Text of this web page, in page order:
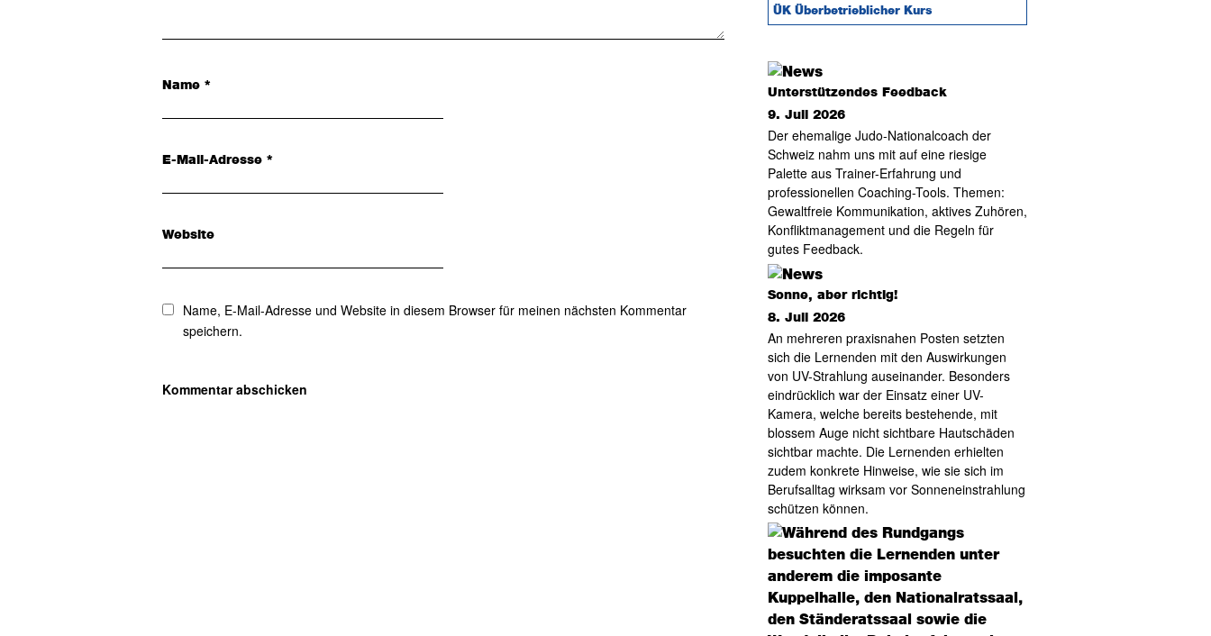
Name *
E-Mail-Adresse *
Website
Name, E-Mail-Adresse und Website in diesem Browser für meinen nächsten Kommentar
speichern.
ÜK Überbetrieblicher Kurs
Unterstützendes Feedback
9. Juli 2026
Der ehemalige Judo-Nationalcoach der
Schweiz nahm uns mit auf eine riesige
Palette aus Trainer-Erfahrung und
professionellen Coaching-Tools. Themen:
Gewaltfreie Kommunikation, aktives Zuhören,
Konfliktmanagement und die Regeln für
gutes Feedback.
Sonne, aber richtig!
8. Juli 2026
An mehreren praxisnahen Posten setzten
sich die Lernenden mit den Auswirkungen
von UV-Strahlung auseinander. Besonders
eindrücklich war der Einsatz einer UV-
Kamera, welche bereits bestehende, mit
blossem Auge nicht sichtbare Hautschäden
sichtbar machte. Die Lernenden erhielten
zudem konkrete Hinweise, wie sie sich im
Berufsalltag wirksam vor Sonneneinstrahlung
schützen können.